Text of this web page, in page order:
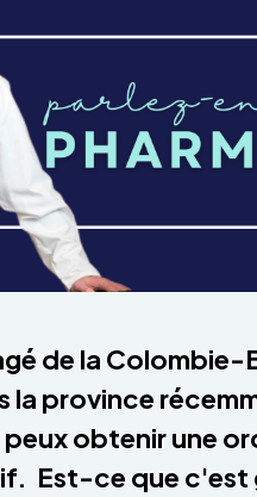
de la
la province
peux obtenir une
Est-ce que c'est